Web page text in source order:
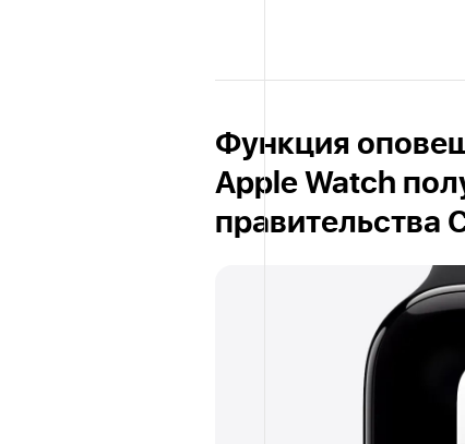
Функция
Apple Watch
правительства